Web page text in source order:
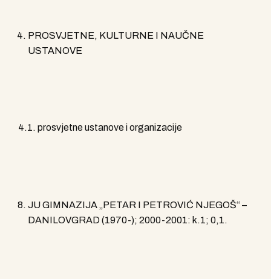
PROSVJETNE, KULTURNE I NAUČNE
USTANOVE
4.1. prosvjetne ustanove i organizacije
JU GIMNAZIJA „PETAR I PETROVIĆ NJEGOŠ“ –
DANILOVGRAD (1970-); 2000-2001: k.1; 0,1.